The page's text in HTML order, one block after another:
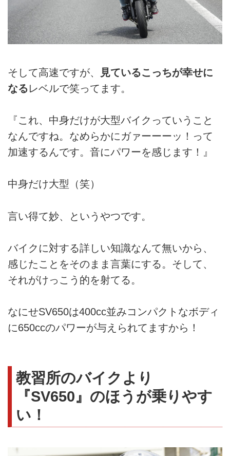
そして高速ですが、
見ているこっちが幸せに
なる レベルで笑ってます。
『これ、中身だけが大型バイクっていうこと
なんですね。なめらかにガァーーーッ！って
加速するんです。音にパワーを感じます！』
中身だけ大型（笑）
言い得て妙、というやつです。
バイクに対する詳しい知識なんて無いから、
感じたことをそのまま言葉にする。そして、
それがけっこう的を射てる。
なにせSV650は400cc並みコンパクトなボディ
に650ccのパワーが与えられてますから！
教習所のバイクより
『SV650』のほうが乗りやす
い！